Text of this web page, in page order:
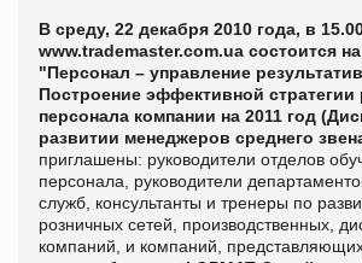
В среду, 22 декабря 2010 года, в
www.trademaster.com.ua состоится
"Персонал – управление
Построение эффективной стратегии
персонала компании на 2011 год
развитии менеджеров среднего
приглашены: руководители отделов
персонала, руководители
служб, консультанты и тренеры по
розничных сетей, производственных,
компаний, и компаний,